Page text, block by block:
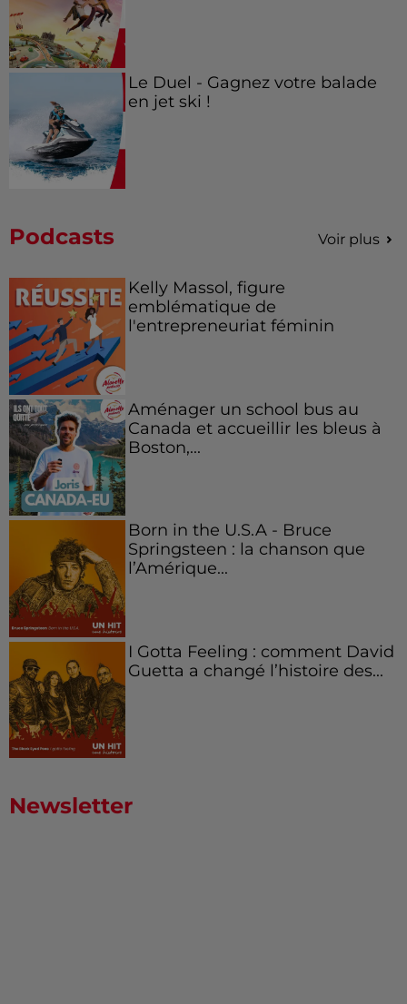
Le Duel - Gagnez votre balade
en jet ski !
Podcasts Voir plus
Kelly Massol, figure
emblématique de
l'entrepreneuriat féminin
Aménager un school bus au
Canada et accueillir les bleus à
Boston,...
Born in the U.S.A - Bruce
Springsteen : la chanson que
l’Amérique...
I Gotta Feeling : comment David
Guetta a changé l’histoire des...
Newsletter